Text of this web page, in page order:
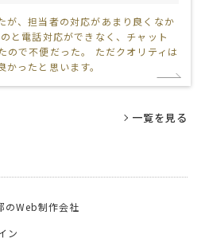
が、担当者の対応があまり良くなか
と電話対応ができなく、チャット
ので不便だった。 ただクオリティは
ったと思います。
一覧を見る
のWeb制作会社
ン